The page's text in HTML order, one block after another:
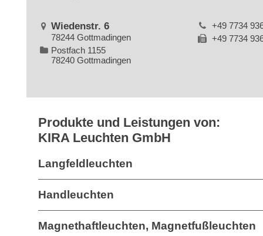
Wiedenstr. 6
78244 Gottmadingen
Postfach 1155
78240 Gottmadingen
+49 7734
+49 7734
Produkte und Leistungen von:
KIRA Leuchten GmbH
Langfeldleuchten
Handleuchten
Magnethaftleuchten, Magnetfußleuchten